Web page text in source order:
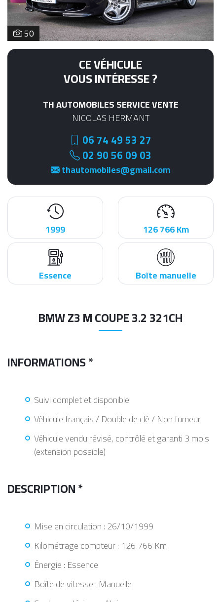
50
CE VÉHICULE
VOUS INTÉRESSE ?
TH AUTOMOBILES SERVICE VENTE
NICOLAS HERMANT
06 74 49 53 27
02 90 56 09 03
thautomobiles@gmail.com
1999 126 766 Km
Essence Boîte manuelle
BMW Z3 M COUPE 3.2 321CH
INFORMATIONS *
Suivi complet et disponible
Véhicule français / Double de clé / Non fumeur
Véhicule vendu révisé, contrôlé et garanti 3 mois
(extension possible)
DESCRIPTION *
Mise en circulation : 26/10/1999
Kilométrage compteur : 126 766 Km
Énergie : Essence
Boîte de vitesse : Manuelle